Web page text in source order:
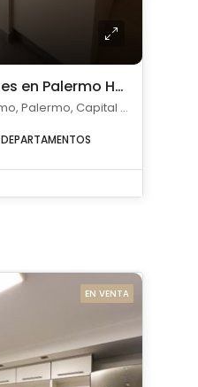
Alquiler 2 ambientes en Palermo Hollywood
Humboldt 1865 - Palermo, Palermo, Capital Federal
DEPARTAMENTOS
EN VENTA